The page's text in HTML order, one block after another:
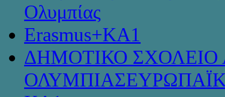
Ολυμπίας
Erasmus+KA1
ΔΗΜΟΤΙΚΟ ΣΧΟΛΕΙΟ